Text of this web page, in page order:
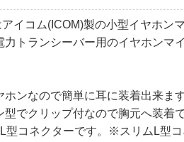
イコム(ICOM)製の小型イヤホン
力トランシーバー用のイヤホンマ
ンなので簡単に耳に装着出来ます
でクリップ付なので胸元へ装着で
型コネクターです。※スリムL型コ